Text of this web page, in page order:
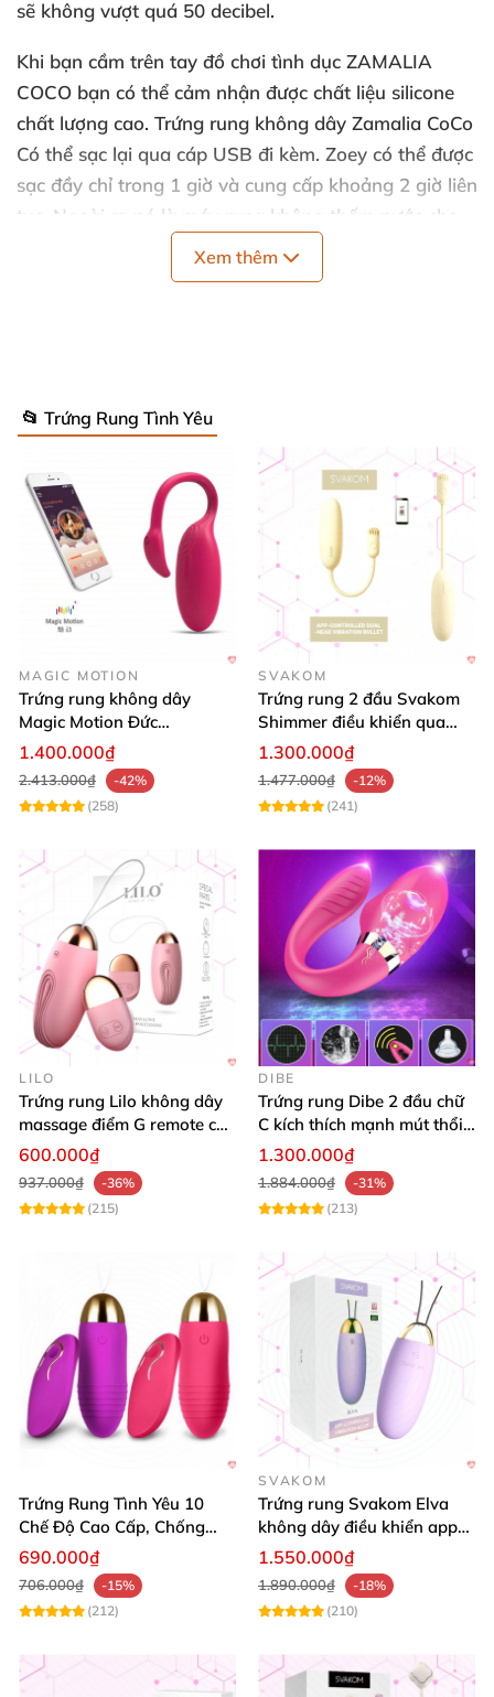
sẽ không vượt quá 50 decibel.
Khi bạn cầm trên tay đồ chơi tình dục ZAMALIA
COCO bạn có thể cảm nhận được chất liệu silicone
chất lượng cao. Trứng rung không dây Zamalia CoCo
Có thể sạc lại qua cáp USB đi kèm. Zoey có thể được
sạc đầy chỉ trong 1 giờ và cung cấp khoảng 2 giờ liên
tục
Ngoài ra nó là máy rung không thấm nước cho
Xem thêm
📂 Trứng Rung Tình Yêu
MAGIC MOTION
Trứng rung không dây
Magic Motion Đức
Bluetooth cao cấp kích thích
1.400.000₫
2.413.000₫
-42%
(258)
SVAKOM
Trứng rung 2 đầu Svakom
Shimmer điều khiển qua
App siêu kích thích
1.300.000₫
1.477.000₫
-12%
(241)
LILO
Trứng rung Lilo không dây
massage điểm G remote cao
cấp USB
600.000₫
937.000₫
-36%
(215)
DIBE
Trứng rung Dibe 2 đầu chữ
C kích thích mạnh mút thổi
điều khiển
1.300.000₫
1.884.000₫
-31%
(213)
Trứng Rung Tình Yêu 10
Chế Độ Cao Cấp, Chống
Nước, Kích Thích
690.000₫
706.000₫
-15%
(212)
SVAKOM
Trứng rung Svakom Elva
không dây điều khiển app
Bluetooth cao cấp
1.550.000₫
1.890.000₫
-18%
(210)